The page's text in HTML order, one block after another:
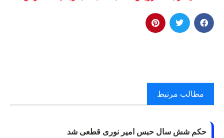
مطالب مرتبط
حکم شش سال حبس امیر نوری قطعی شد